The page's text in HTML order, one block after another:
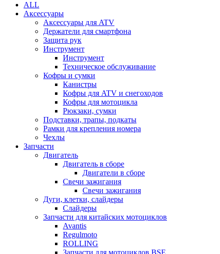
ALL
Аксессуары
Аксессуары для ATV
Держатели для смартфона
Защита рук
Инструмент
Инструмент
Техническое обслуживание
Кофры и сумки
Канистры
Кофры для ATV и снегоходов
Кофры для мотоцикла
Рюкзаки, сумки
Подставки, трапы, подкаты
Рамки для крепления номера
Чехлы
Запчасти
Двигатель
Двигатель в сборе
Двигатели в сборе
Свечи зажигания
Свечи зажигания
Дуги, клетки, слайдеры
Слайдеры
Запчасти для китайских мотоциклов
Avantis
Regulmoto
ROLLING
Запчасти для мотоциклов BSE